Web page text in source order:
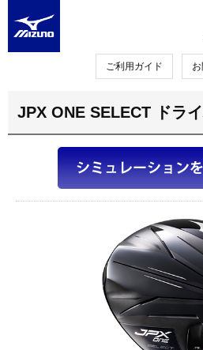
ご利用ガイド
JPX ONE SELECT ドラ